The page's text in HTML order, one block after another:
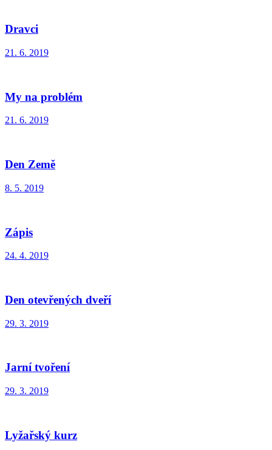
Dravci
21. 6. 2019
My na problém
21. 6. 2019
Den Země
8. 5. 2019
Zápis
24. 4. 2019
Den otevřených dveří
29. 3. 2019
Jarní tvoření
29. 3. 2019
Lyžařský kurz